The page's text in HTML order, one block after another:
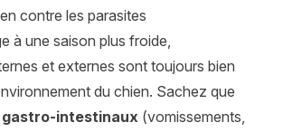
contre les parasites
à une saison plus froide,
et externes sont toujours bien
du chien. Sachez que
gastro-intestinaux (vomissements,